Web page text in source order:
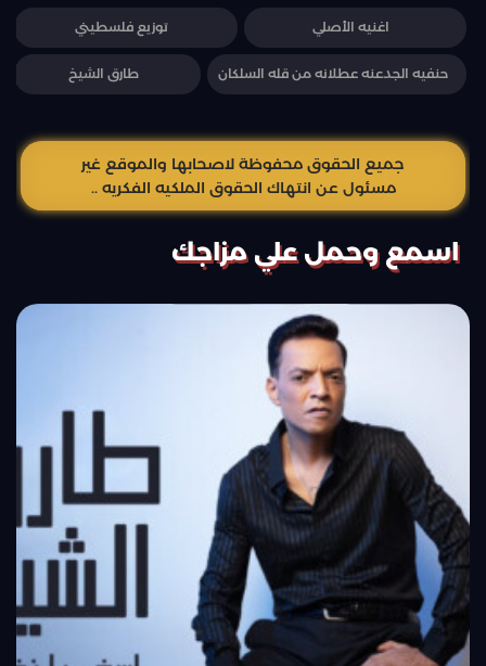
اغنيه الأصلي توزيع فلسطيني
حنفيه الجدعنه عطلانه من قله السلكان طارق الشيخ
جميع الحقوق محفوظة لاصحابها والموقع غير
مسئول عن انتهاك الحقوق الملكيه الفكريه ..
اسمع وحمل علي مزاجك